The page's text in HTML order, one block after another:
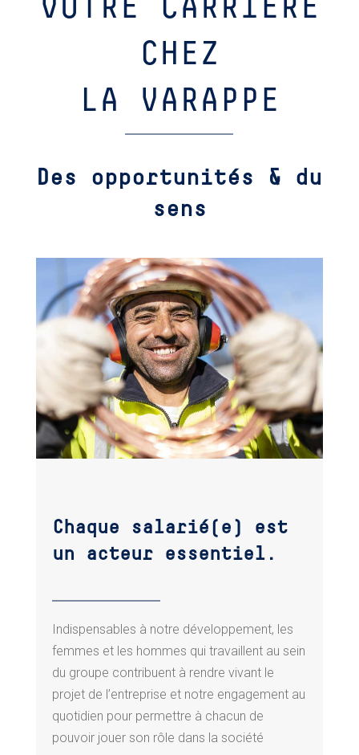
VOTRE CARRIÈRE
CHEZ
LA VARAPPE
Des opportunités & du
sens
Chaque salarié(e) est
un acteur essentiel.
Indispensables à notre développement, les
femmes et les hommes qui travaillent au sein
du groupe contribuent à rendre vivant le
projet de l’entreprise et notre engagement au
quotidien pour permettre à chacun de
pouvoir jouer son rôle dans la société